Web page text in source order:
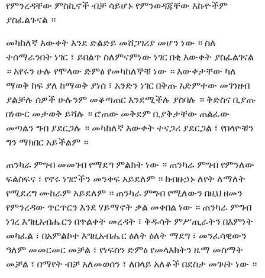
የምንረዳቸው ምስኪኖች ብቻ ሳይሆኑ የምንወዳጃቸው እኩዮችም
ያስፈልጉናል ።
መካከለኛ እውቀት እንደ ድልድይ መሸጋገሪያ መሆን ነው ። ስለ
ተሰማራንበት ነገር ፣ ይበልጥ ስለምናምነው ነገር በቂ እውቀት ያስፈልገናል
። አየሩን ሁሉ የሞላው ድምፅ የመካከለኞቹ ነው ። እውቀታቸው ካለ
ማወቅ ከፍ ያለ ከማወቅ ያነሰ ፣ አንድን ነገር በቅጡ አድምተው መገንዘብ
ያልቻሉ ሰዎች ሁሉንም መቆጣጠር እንደሚችሉ ያስባሉ ። ቅድስና ቢያጡ
በነውር መታወቅ ይሻሉ ። ሮጠው መቅደም ቢያቅታቸው ጠልፈው
መጣልን ግብ ያደርጋሉ ። መካከለኛ እውቀት ተናጋሪ ያደርጋል ፣ የበላዮቹን
ግን ማክበር አይችልም ።
ጠንካራ ምግብ መመገብ የማደግ ምልክት ነው ። ጠንካራ ምግብ የምንለው
ፍልስፍና ፣ የኖሩ ነገሮችን መንቀፍ አይደለም ። ከብዙኃኑ ለየት ለማለት
የሚደረግ ሙከራም አይደለም ። ጠንካራ ምግብ የሚለውን በዚህ ዘመን
የምንረዳው ጥርጥርን እንደ ሃይማኖት ቃል መቀበል ነው ። ጠንካራ ምግብ
ነገረ እግዚአብሔርን በጥልቀት መረዳት ፣ ቅዱሳት ምሥጢራትን በእምነት
መካፈል ፣ በአምልኮተ እግዚአብሔር ዕለት ዕለት ማደግ ፣ መንፈሳዊውን
ዓለም መመርመር መቻል ፣ የነፍስን ድምፅ የመላእክትን ዜማ መስማት
መቻል ፣ በማየት ብቻ አለመወሰን ፣ ለበላይ አለቆች በደስታ መገዛት ነው ።